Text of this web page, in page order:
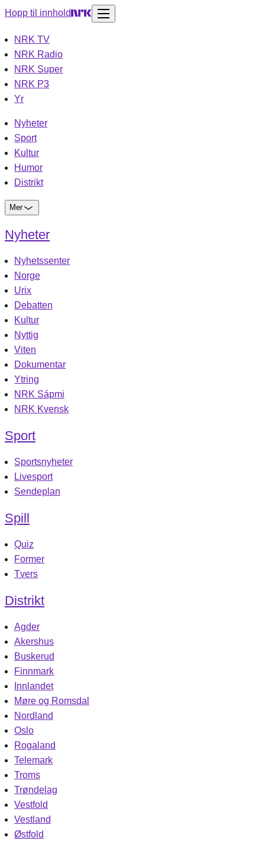
Hopp til innhold
NRK TV
NRK Radio
NRK Super
NRK P3
Yr
Nyheter
Sport
Kultur
Humor
Distrikt
Mer
Nyheter
Nyhetssenter
Norge
Urix
Debatten
Kultur
Nyttig
Viten
Dokumentar
Ytring
NRK Sápmi
NRK Kvensk
Sport
Sportsnyheter
Livesport
Sendeplan
Spill
Quiz
Former
Tvers
Distrikt
Agder
Akershus
Buskerud
Finnmark
Innlandet
Møre og Romsdal
Nordland
Oslo
Rogaland
Telemark
Troms
Trøndelag
Vestfold
Vestland
Østfold